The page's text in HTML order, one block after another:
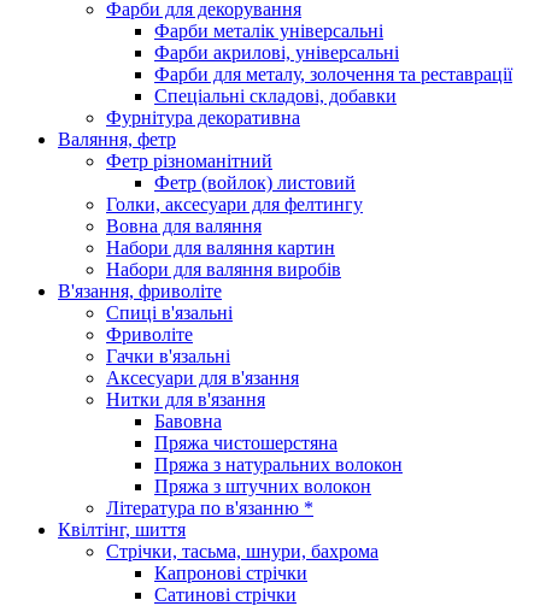
Фарби для декорування
Фарби металік універсальні
Фарби акрилові, універсальні
Фарби для металу, золочення та реставрації
Спеціальні складові, добавки
Фурнітура декоративна
Валяння, фетр
Фетр різноманітний
Фетр (войлок) листовий
Голки, аксесуари для фелтингу
Вовна для валяння
Набори для валяння картин
Набори для валяння виробів
В'язання, фриволіте
Спиці в'язальні
Фриволіте
Гачки в'язальні
Аксесуари для в'язання
Нитки для в'язання
Бавовна
Пряжа чистошерстяна
Пряжа з натуральних волокон
Пряжа з штучних волокон
Література по в'язанню *
Квілтінг, шиття
Стрічки, тасьма, шнури, бахрома
Капронові стрічки
Сатинові стрічки